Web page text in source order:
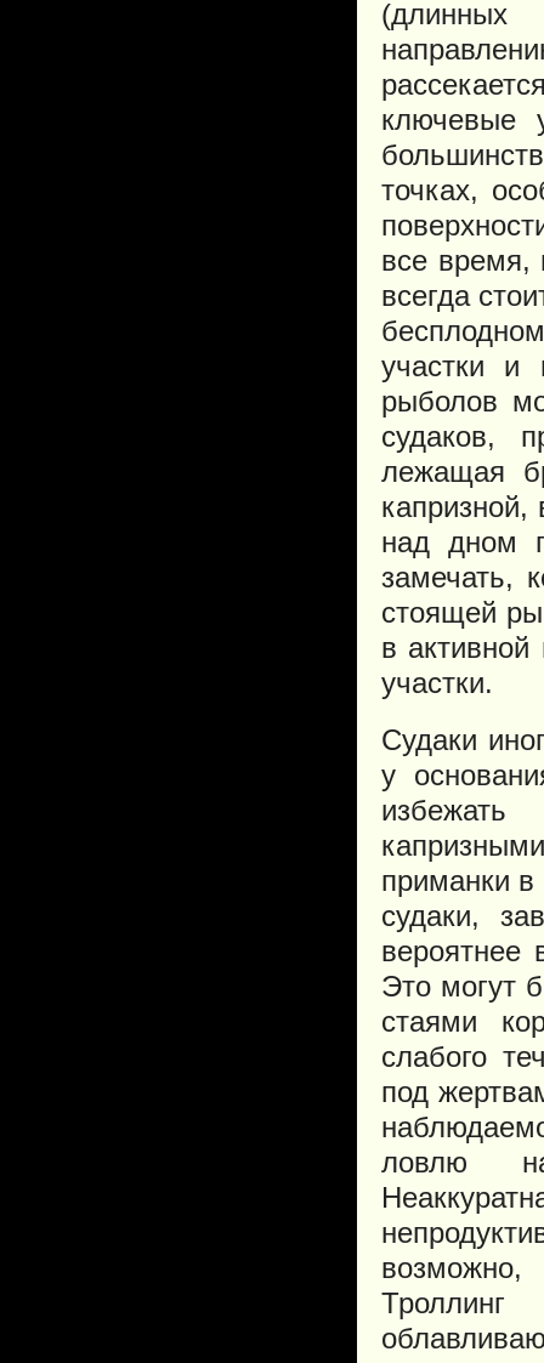
ключевые
точках,
все время,
всегда
участки и
рыболов
судаков,
лежащая
капризной,
над дном
замечать,
стоящей
в активной
участки.
Судаки
у
приманки
судаки,
вероятнее
Это могут
стаями
слабого
под
ловлю
возможно,